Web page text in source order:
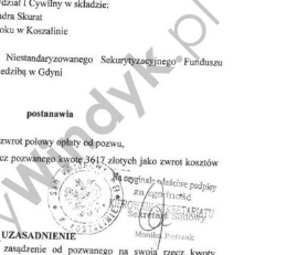
Doradztwo & konsulting